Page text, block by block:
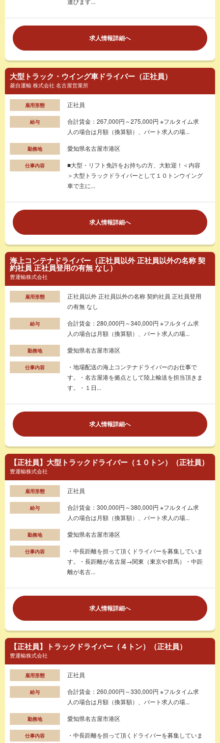
求人情報詳細へ
大型トラック・ウイング車ドライバー（正社員）
菱自運輸 株式会社 名古屋営業所
雇用形態 正社員
給与
合計賃金：267,000円～275,000円 ※フルタイム求
人の場合は月額（換算額）、パート求人の場...
勤務地 愛知県名古屋市港区
仕事内容
■大型・リフト免許をお持ちの方、大歓迎！＜内容
＞大型トラックドライバーとして１０トンウイング
車で主に...
求人情報詳細へ
海上コンテナドライバー（正社員以外 正社員以外の名称 契
約社員 正社員登用の有無 なし）
豊運輸株式会社
雇用形態
正社員以外 正社員以外の名称 契約社員 正社員登用
の有無 なし
給与
合計賃金：280,000円～340,000円 ※フルタイム求
人の場合は月額（換算額）、パート求人の場...
勤務地 愛知県名古屋市港区
仕事内容
・地場配送の海上コンテナドライバーのお仕事で
す。・名古屋港を拠点として陸上輸送を担当頂きま
す。・１日...
求人情報詳細へ
【正社員】大型トラックドライバー（１０トン）（正社員）
豊運輸株式会社
雇用形態 正社員
給与
合計賃金：300,000円～380,000円 ※フルタイム求
人の場合は月額（換算額）、パート求人の場...
勤務地 愛知県名古屋市港区
仕事内容
・中長距離を担って頂くドライバーを募集していま
す。・長距離が名古屋→関東（東京や群馬）・中距
離が名古...
求人情報詳細へ
【正社員】トラックドライバー（４トン）（正社員）
豊運輸株式会社
雇用形態 正社員
給与
合計賃金：260,000円～330,000円 ※フルタイム求
人の場合は月額（換算額）、パート求人の場...
勤務地 愛知県名古屋市港区
仕事内容
・中長距離を担って頂くドライバーを募集していま